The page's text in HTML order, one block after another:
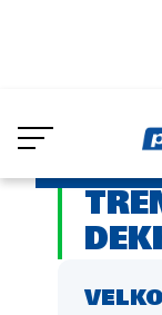
mainDEKK